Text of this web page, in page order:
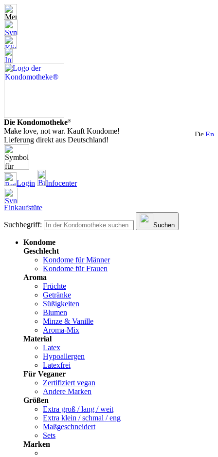
Die Kondomotheke®
Make love, not war. Kauft Kondome!
Lieferung direkt aus Deutschland!
Login Infocenter
Einkaufstüte
Suchbegriff: Suchen
Kondome
Geschlecht
Kondome für Männer
Kondome für Frauen
Aroma
Früchte
Getränke
Süßigkeiten
Blumen
Minze & Vanille
Aroma-Mix
Material
Latex
Hypoallergen
Latexfrei
Für Veganer
Zertifiziert vegan
Andere Marken
Größen
Extra groß / lang / weit
Extra klein / schmal / eng
Maßgeschneidert
Sets
Marken